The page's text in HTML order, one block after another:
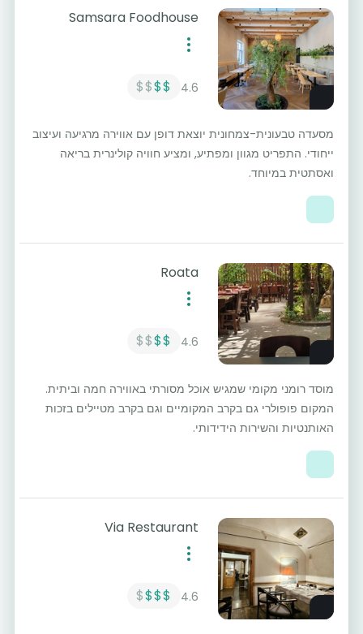
Samsara Foodhouse
4.6
$$
$$
מסעדה טבעונית-צמחונית יוצאת דופן עם אווירה מרגיעה ועיצוב
ייחודי. התפריט מגוון ומפתיע, ומציע חוויה קולינרית בריאה
ואסתטית במיוחד.
Roata
4.6
$$
$$
מוסד רומני מקומי שמגיש אוכל מסורתי באווירה חמה וביתית.
המקום פופולרי גם בקרב המקומיים וגם בקרב מטיילים בזכות
האותנטיות והשירות הידידותי.
Via Restaurant
4.6
$$$
$